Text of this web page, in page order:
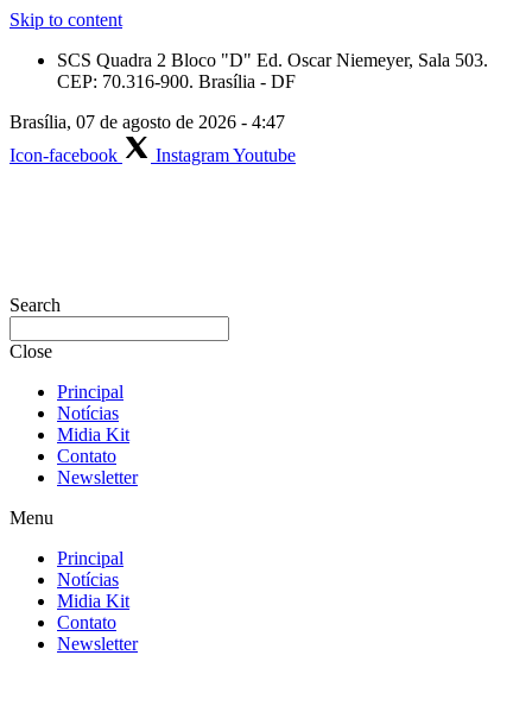
Skip to content
SCS Quadra 2 Bloco "D" Ed. Oscar Niemeyer, Sala 503.
CEP: 70.316-900. Brasília - DF
Brasília, 07 de agosto de 2026 - 4:47
Icon-facebook
InstagramYoutube
Search
Close
Principal
Notícias
Midia Kit
Contato
Newsletter
Menu
Principal
Notícias
Midia Kit
Contato
Newsletter